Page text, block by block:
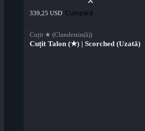
339,25 USD Cumpără
Cuțit ★ (Clandestin(ă))
Cuțit Talon (★) | Scorched (Uzată)